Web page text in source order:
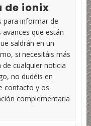
de ionix
para informar de
que están
saldrán en un
si necesitáis más
cualquier noticia
no dudéis en
contacto y os
complementaria